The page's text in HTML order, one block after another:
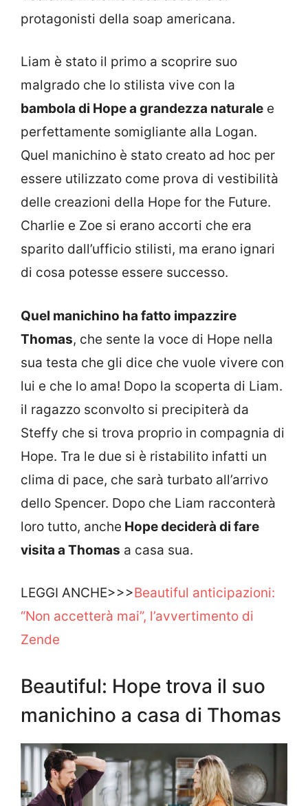
protagonisti della soap americana.
Liam è stato il primo a scoprire suo
malgrado che lo stilista vive con la
bambola di Hope a grandezza naturale e
perfettamente somigliante alla Logan.
Quel manichino è stato creato ad hoc per
essere utilizzato come prova di vestibilità
delle creazioni della Hope for the Future.
Charlie e Zoe si erano accorti che era
sparito dall’ufficio stilisti, ma erano ignari
di cosa potesse essere successo.
Quel manichino ha fatto impazzire
Thomas, che sente la voce di Hope nella
sua testa che gli dice che vuole vivere con
lui e che lo ama! Dopo la scoperta di Liam.
il ragazzo sconvolto si precipiterà da
Steffy che si trova proprio in compagnia di
Hope. Tra le due si è ristabilito infatti un
clima di pace, che sarà turbato all’arrivo
dello Spencer. Dopo che Liam racconterà
loro tutto, anche Hope deciderà di fare
visita a Thomas a casa sua.
LEGGI ANCHE>>>Beautiful anticipazioni:
“Non accetterà mai”, l’avvertimento di
Zende
Beautiful: Hope trova il suo
manichino a casa di Thomas